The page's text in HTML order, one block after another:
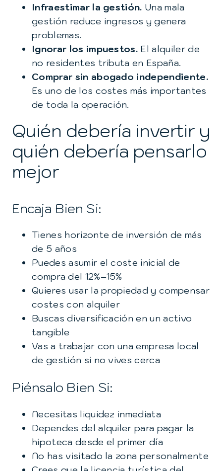
Infraestimar la gestión. Una mala
gestión reduce ingresos y genera
problemas.
Ignorar los impuestos. El alquiler de
no residentes tributa en España.
Comprar sin abogado independiente.
Es uno de los costes más importantes
de toda la operación.
Quién debería invertir y
quién debería pensarlo
mejor
Encaja Bien Si:
Tienes horizonte de inversión de más
de 5 años
Puedes asumir el coste inicial de
compra del 12%–15%
Quieres usar la propiedad y compensar
costes con alquiler
Buscas diversificación en un activo
tangible
Vas a trabajar con una empresa local
de gestión si no vives cerca
Piénsalo Bien Si:
Necesitas liquidez inmediata
Dependes del alquiler para pagar la
hipoteca desde el primer día
No has visitado la zona personalmente